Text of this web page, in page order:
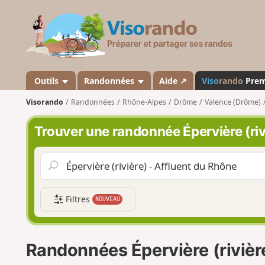
s
a
n
d
o
Outils Randonnées Aide ↗ Visorando
Visorando Randonnées Rhône-Alpes Drôme Valence (Drôme)
Trouver une randonnée Épervière
Filtres NOUVEAU
Randonnées Épervière